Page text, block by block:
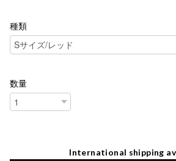
種類
数量
International shipping